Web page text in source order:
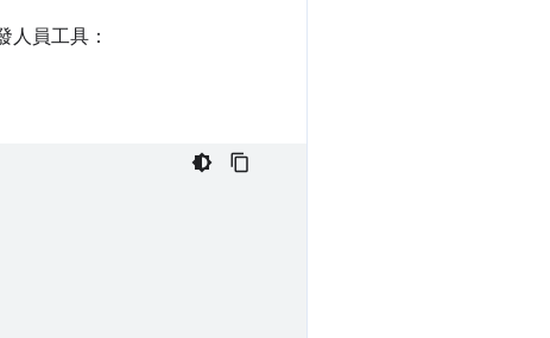
人員工具：